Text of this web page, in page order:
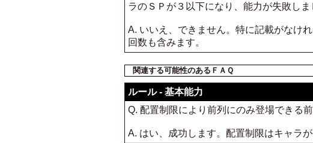
ラのＳＰが３以下になり、能力が失敗し
A. いいえ、できません。特に記載がなけ
回数も含みます。
関連する可能性のあるＦＡＱ
ルール - 基本能力
Q. 配置制限により前列にのみ登場できる
A. はい、成功します。配置制限はキャラ